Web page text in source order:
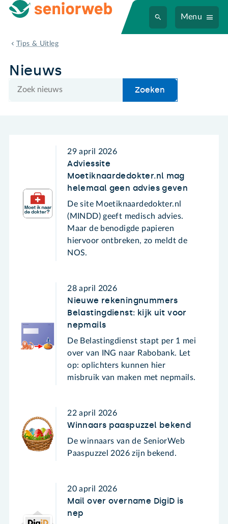
Menu
Tips & Uitleg
Nieuws
Nieuws
Zoek
Zoeken
29 april 2026
Adviessite
Moetiknaardedokter.nl mag
helemaal geen advies geven
De site Moetiknaardedokter.nl
(MINDD) geeft medisch advies.
Maar de benodigde papieren
hiervoor ontbreken, zo meldt de
NOS.
28 april 2026
Nieuwe rekeningnummers
Belastingdienst: kijk uit voor
nepmails
De Belastingdienst stapt per 1 mei
over van ING naar Rabobank. Let
op: oplichters kunnen hier
misbruik van maken met nepmails.
22 april 2026
Winnaars paaspuzzel bekend
De winnaars van de SeniorWeb
Paaspuzzel 2026 zijn bekend.
20 april 2026
Mail over overname DigiD is
nep